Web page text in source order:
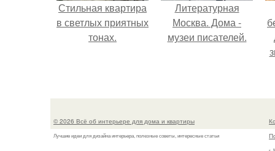
Стильная квартира
в светлых приятных
тонах.
Литературная
Москва. Дома -
музеи писателей.
© 2026 Всё об интерьере для дома и квартиры
Лучшие идеи для дизайна интерьера, полезные советы, интересные статьи